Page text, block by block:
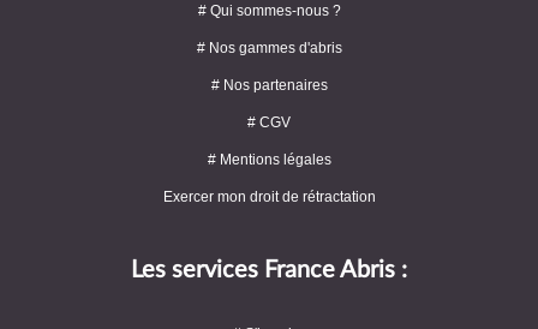
# Qui sommes-nous ?
# Nos gammes d'abris
# Nos partenaires
# CGV
# Mentions légales
Exercer mon droit de rétractation
Les services France Abris :